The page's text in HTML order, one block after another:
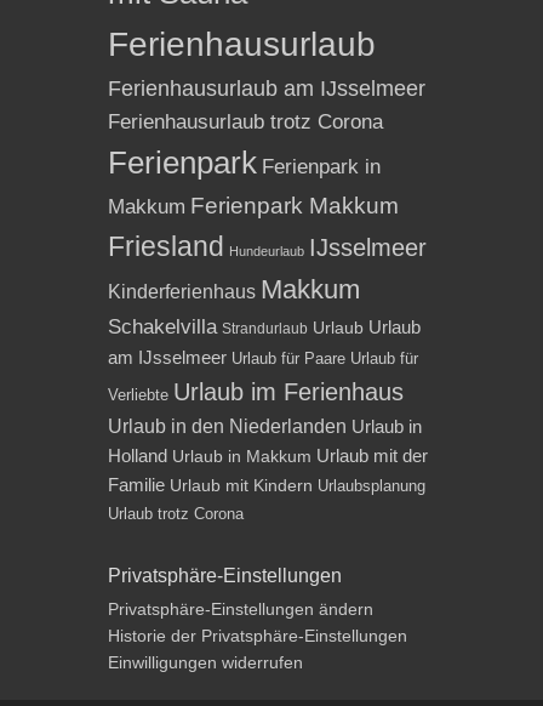
Ferienhausurlaub
Ferienhausurlaub am IJsselmeer
Ferienhausurlaub trotz Corona
Ferienpark Ferienpark in
Makkum Ferienpark Makkum
Friesland Hundeurlaub IJsselmeer
Kinderferienhaus Makkum
Schakelvilla Strandurlaub Urlaub Urlaub
am IJsselmeer Urlaub für Paare Urlaub für
Verliebte Urlaub im Ferienhaus
Urlaub in den Niederlanden Urlaub in
Holland Urlaub in Makkum Urlaub mit der
Familie Urlaub mit Kindern Urlaubsplanung
Urlaub trotz Corona
Privatsphäre-Einstellungen
Privatsphäre-Einstellungen ändern
Historie der Privatsphäre-Einstellungen
Einwilligungen widerrufen